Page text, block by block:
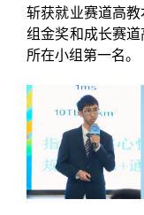
斩获就业赛道高
组金奖和成长赛
所在小组第一名。